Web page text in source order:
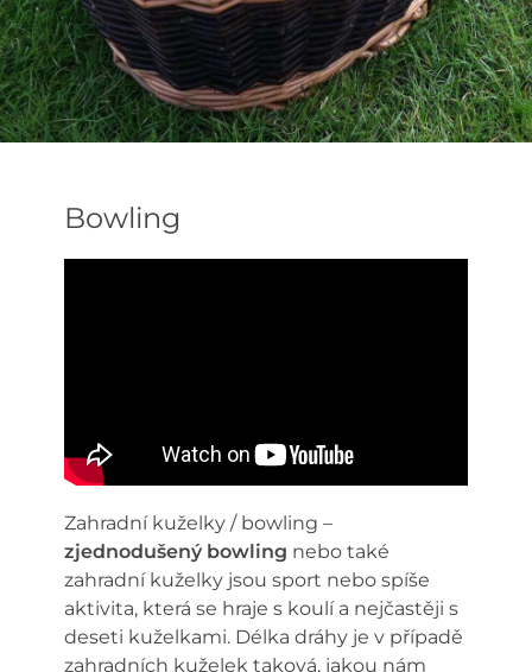
Bowling
Zahradní kuželky / bowling –
zjednodušený bowling nebo také
zahradní kuželky jsou sport nebo spíše
aktivita, která se hraje s koulí a nejčastěji s
deseti kuželkami. Délka dráhy je v případě
zahradních kuželek taková, jakou nám